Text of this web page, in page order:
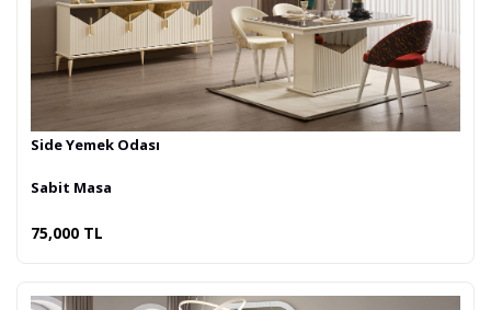
Side Yemek Odası
Sabit Masa
75,000 TL